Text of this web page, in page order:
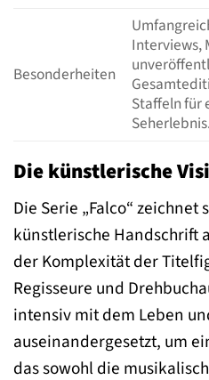
Besonderheiten
Interviews,
Staffeln für
Seherlebnis.
Die künstlerische
Die Serie „Falco“ zeichnet
künstlerische Handschrift
der Komplexität der
Regisseure und
intensiv mit dem Leben
auseinandergesetzt, um
das sowohl die